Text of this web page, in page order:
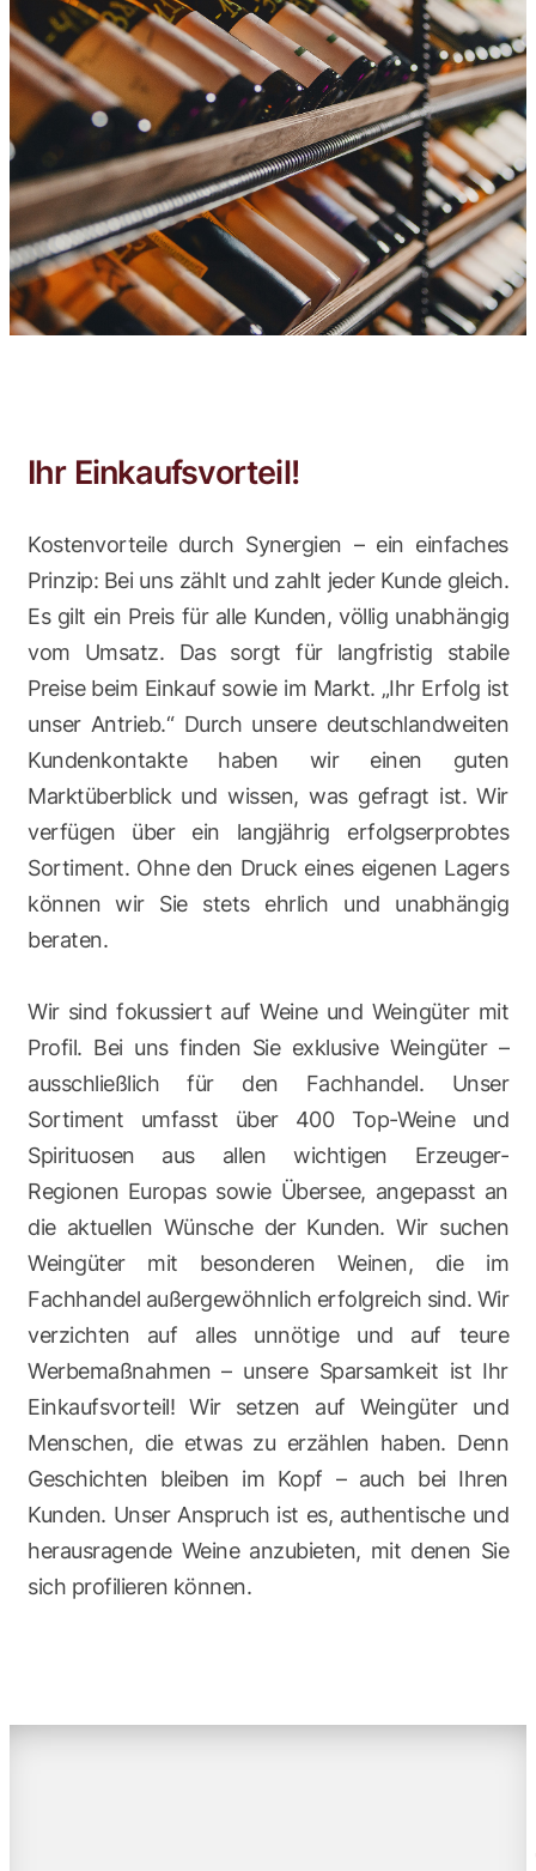
Ihr Einkaufsvorteil!
Kostenvorteile durch Synergien – ein einfaches
Prinzip: Bei uns zählt und zahlt jeder Kunde gleich.
Es gilt ein Preis für alle Kunden, völlig unabhängig
vom Umsatz. Das sorgt für langfristig stabile
Preise beim Einkauf sowie im Markt. „Ihr Erfolg ist
unser Antrieb.“ Durch unsere deutschlandweiten
Kundenkontakte haben wir einen guten
Marktüberblick und wissen, was gefragt ist. Wir
verfügen über ein langjährig erfolgserprobtes
Sortiment. Ohne den Druck eines eigenen Lagers
können wir Sie stets ehrlich und unabhängig
beraten.
Wir sind fokussiert auf Weine und Weingüter mit
Profil. Bei uns finden Sie exklusive Weingüter –
ausschließlich für den Fachhandel. Unser
Sortiment umfasst über 400 Top-Weine und
Spirituosen aus allen wichtigen Erzeuger-
Regionen Europas sowie Übersee, angepasst an
die aktuellen Wünsche der Kunden. Wir suchen
Weingüter mit besonderen Weinen, die im
Fachhandel außergewöhnlich erfolgreich sind. Wir
verzichten auf alles unnötige und auf teure
Werbemaßnahmen – unsere Sparsamkeit ist Ihr
Einkaufsvorteil! Wir setzen auf Weingüter und
Menschen, die etwas zu erzählen haben. Denn
Geschichten bleiben im Kopf – auch bei Ihren
Kunden. Unser Anspruch ist es, authentische und
herausragende Weine anzubieten, mit denen Sie
sich profilieren können.